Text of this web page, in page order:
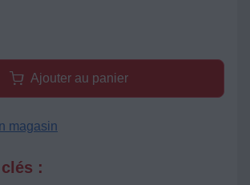
Ajouter au panier
magasin
: